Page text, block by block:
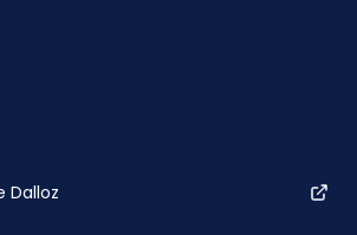
Dalloz